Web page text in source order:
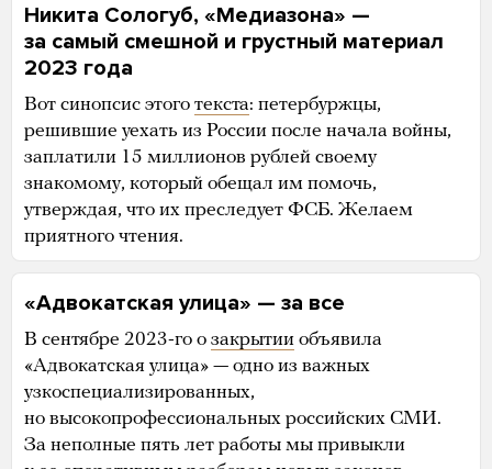
Никита Сологуб, «Медиазона» —
за самый смешной и грустный материал
2023 года
Вот синопсис этого текста: петербуржцы,
решившие уехать из России после начала войны,
заплатили 15 миллионов рублей своему
знакомому, который обещал им помочь,
утверждая, что их преследует ФСБ. Желаем
приятного чтения.
«Адвокатская улица» — за все
В сентябре 2023-го о закрытии объявила
«Адвокатская улица» — одно из важных
узкоспециализированных,
но высокопрофессиональных российских СМИ.
За неполные пять лет работы мы привыкли